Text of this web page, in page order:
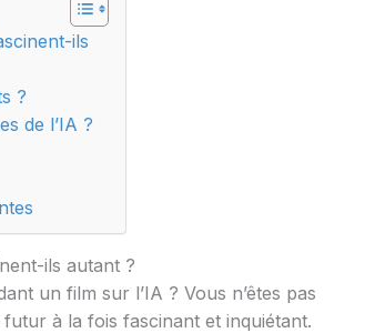
ils
?
de l’IA ?
ils autant ?
un film sur l’IA ? Vous n’êtes pas
à la fois fascinant et inquiétant.